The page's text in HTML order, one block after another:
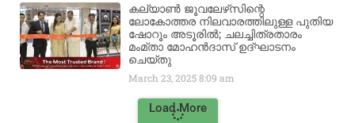
കല്യാൺ ജൂവലേഴ്‌സിന്റെ
ലോകോത്തര നിലവാരത്തിലുള്ള പുതിയ
ഷോറൂം അടൂരിൽ; ചലച്ചിത്രതാരം
മംമ്താ മോഹൻദാസ് ഉദ്ഘാടനം
ചെയ്‌തു
March 23, 20258:09 am
Load More